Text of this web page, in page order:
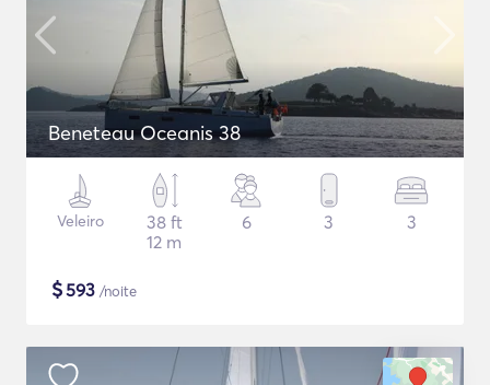
Beneteau Oceanis 38
Veleiro
38 ft
12 m
6 3 3
$593 /noite